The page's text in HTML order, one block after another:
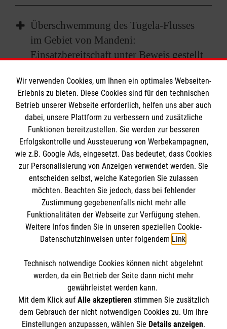
Überschwemmung des Tugela-Flusses
im Gebiet von Mandeni:
Einsatzbereitschaft unter Beweis gestellt
UNSERE BEREITSCHAFT UND FÄHIGKEIT ALS
HILFSORGANISATION IM ZIVIL- UND
KATASTROPHENSCHUTZ MITZUARBEITEN
UNTER BEWEIS GESTELLT
Am Morgen des 26. Januar 1996 gab das
Ministerium für Wasserangelegenheiten eine
Überschwemmungswarnung u.a. für alle
Menschen, die entlang des Tugelaflusses
leben. Die örtliche Zivilschutzbehörde wurde
angewiesen, die Menschen, die in den
evakuieren, besonders im Bereich der Siedlung
Tugela Rail. Als der Tugelafluß Teile der
Township Sundumbili zu überschwemmen
drohte, hielt die Geschäftsführung und die
Brotherhood of Blessed Gérard
Malteserorden
Unsere Organisation
Care-Zentrum
Kinderpflege
Nothilfe
So können Sie helfen
Informationen
Impressum
Datenschutz
Unsere Anschrift in Südafrika
Brotherhood of Blessed Gérard
Wir verwenden Cookies, um Ihnen ein optimales Webseiten-
Erlebnis zu bieten. Diese Cookies sind für den technischen
Betrieb unserer Webseite erforderlich, helfen uns aber auch
dabei, unsere Plattform zu verbessern und zusätzliche
Funktionen bereitzustellen. Sie werden zur besseren
Erfolgskontrolle und Aussteuerung von Werbekampagnen,
wie z.B. Google Ads, eingesetzt. Das bedeutet, dass Cookies
zur Personalisierung von Anzeigen verwendet werden. Sie
entscheiden selbst, welche Kategorien Sie zulassen
möchten. Beachten Sie jedoch, dass bei fehlender
Zustimmung gegebenenfalls nicht mehr alle
Funktionalitäten der Webseite zur Verfügung stehen.
Weitere Infos finden Sie in unseren speziellen Cookie-
Datenschutzhinweisen unter folgendem Link.
Technisch notwendige Cookies können nicht abgelehnt
werden, da ein Betrieb der Seite dann nicht mehr
gewährleistet werden kann.
Mit dem Klick auf Alle akzeptierenstimmen Sie zusätzlich
dem Gebrauch der nicht notwendigen Cookies zu. Um Ihre
Einstellungen anzupassen, wählen Sie Details anzeigen.